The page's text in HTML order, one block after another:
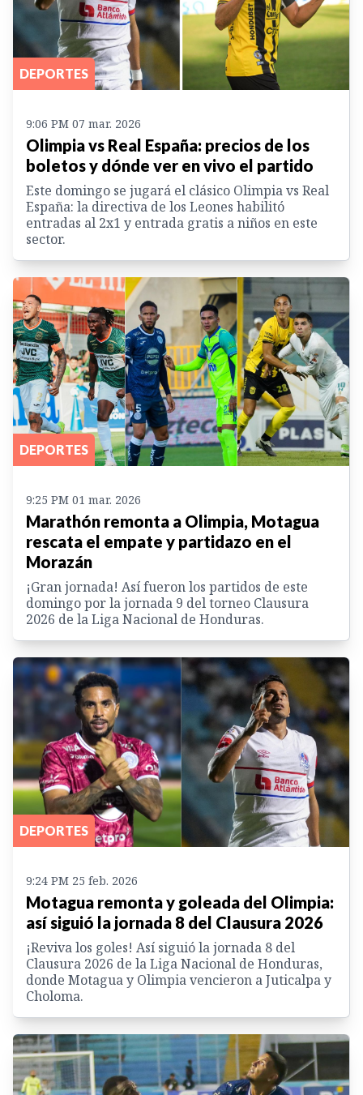
DEPORTES
9:06 PM 07 mar. 2026
Olimpia vs Real España: precios de los
boletos y dónde ver en vivo el partido
Este domingo se jugará el clásico Olimpia vs Real
España: la directiva de los Leones habilitó
entradas al 2x1 y entrada gratis a niños en este
sector.
DEPORTES
9:25 PM 01 mar. 2026
Marathón remonta a Olimpia, Motagua
rescata el empate y partidazo en el
Morazán
¡Gran jornada! Así fueron los partidos de este
domingo por la jornada 9 del torneo Clausura
2026 de la Liga Nacional de Honduras.
DEPORTES
9:24 PM 25 feb. 2026
Motagua remonta y goleada del Olimpia:
así siguió la jornada 8 del Clausura 2026
¡Reviva los goles! Así siguió la jornada 8 del
Clausura 2026 de la Liga Nacional de Honduras,
donde Motagua y Olimpia vencieron a Juticalpa y
Choloma.